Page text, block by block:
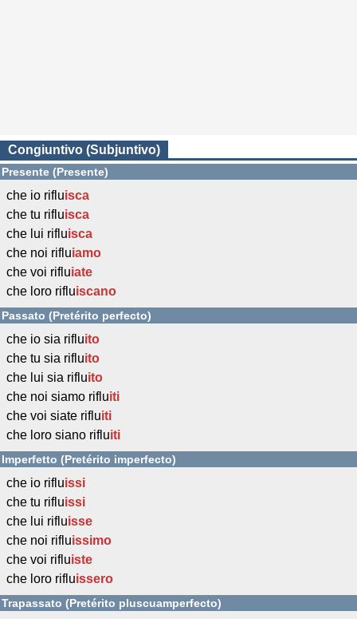
Congiuntivo (Subjuntivo)
Presente (Presente)
che io rifluisca
che tu rifluisca
che lui rifluisca
che noi rifluiamo
che voi rifluiate
che loro rifluiscano
Passato (Pretérito perfecto)
che io sia rifluito
che tu sia rifluito
che lui sia rifluito
che noi siamo rifluiti
che voi siate rifluiti
che loro siano rifluiti
Imperfetto (Pretérito imperfecto)
che io rifluissi
che tu rifluissi
che lui rifluisse
che noi rifluissimo
che voi rifluiste
che loro rifluissero
Trapassato (Pretérito pluscuamperfecto)